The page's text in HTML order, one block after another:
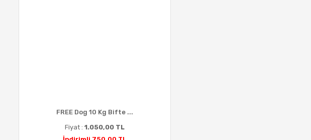
FREE Dog 10 Kg Bifte ...
Fiyat : 1.050,00 TL